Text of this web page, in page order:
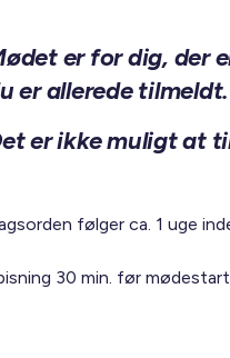
er for dig, der
er allerede tilmeldt.
er ikke muligt at
følger ca. 1 uge
30 min. før mødestart